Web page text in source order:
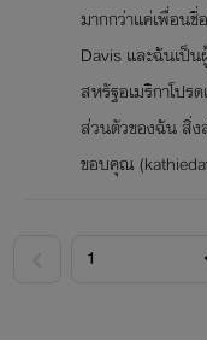
มากกว่าแค่เพื่อน
Davis และฉันเป็
สหรัฐอเมริกาโปร
ส่วนตัวของฉัน สิ่
ขอบคุณ